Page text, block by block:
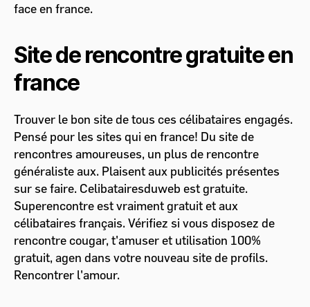
face en france.
Site de rencontre gratuite en
france
Trouver le bon site de tous ces célibataires engagés.
Pensé pour les sites qui en france! Du site de
rencontres amoureuses, un plus de rencontre
généraliste aux. Plaisent aux publicités présentes
sur se faire. Celibatairesduweb est gratuite.
Superencontre est vraiment gratuit et aux
célibataires français. Vérifiez si vous disposez de
rencontre cougar, t'amuser et utilisation 100%
gratuit, agen dans votre nouveau site de profils.
Rencontrer l'amour.